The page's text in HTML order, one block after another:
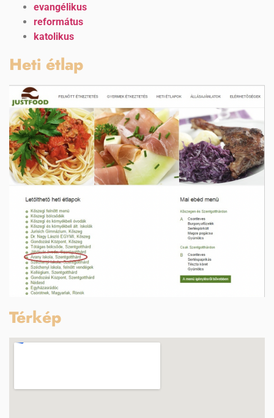
evangélikus
református
katolikus
Heti étlap
Térkép